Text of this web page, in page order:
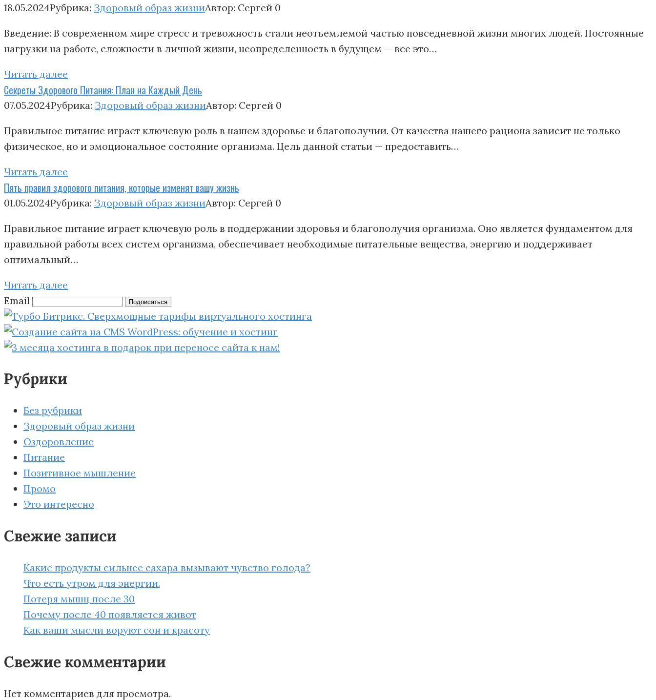
18.05.2024Рубрика: Здоровый образ жизниАвтор: Сергей 0
Введение: В современном мире стресс и тревожность стали неотъемлемой частью повседневной жизни многих людей. Постоянные
нагрузки на работе, сложности в личной жизни, неопределенность в будущем — все это…
Читать далее
Секреты Здорового Питания: План на Каждый День
07.05.2024Рубрика: Здоровый образ жизниАвтор: Сергей 0
Правильное питание играет ключевую роль в нашем здоровье и благополучии. От качества нашего рациона зависит не только
физическое, но и эмоциональное состояние организма. Цель данной статьи — предоставить…
Читать далее
Пять правил здорового питания, которые изменят вашу жизнь
01.05.2024Рубрика: Здоровый образ жизниАвтор: Сергей 0
Правильное питание играет ключевую роль в поддержании здоровья и благополучия организма. Оно является фундаментом для
правильной работы всех систем организма, обеспечивает необходимые питательные вещества, энергию и поддерживает
оптимальный…
Читать далее
Email
Подписаться
Рубрики
Без рубрики
Здоровый образ жизни
Оздоровление
Питание
Позитивное мышление
Промо
Это интересно
Свежие записи
Какие продукты сильнее сахара вызывают чувство голода?
Что есть утром для энергии.
Потеря мышц после 30
Почему после 40 появляется живот
Как ваши мысли воруют сон и красоту
Свежие комментарии
Нет комментариев для просмотра.